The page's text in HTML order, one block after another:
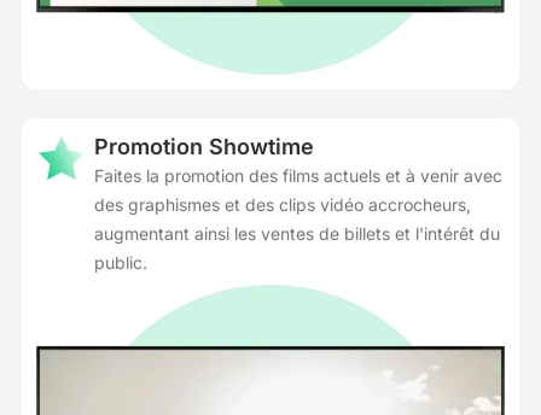
Promotion Showtime
Faites la promotion des films actuels et à venir avec
des graphismes et des clips vidéo accrocheurs,
augmentant ainsi les ventes de billets et l'intérêt du
public.